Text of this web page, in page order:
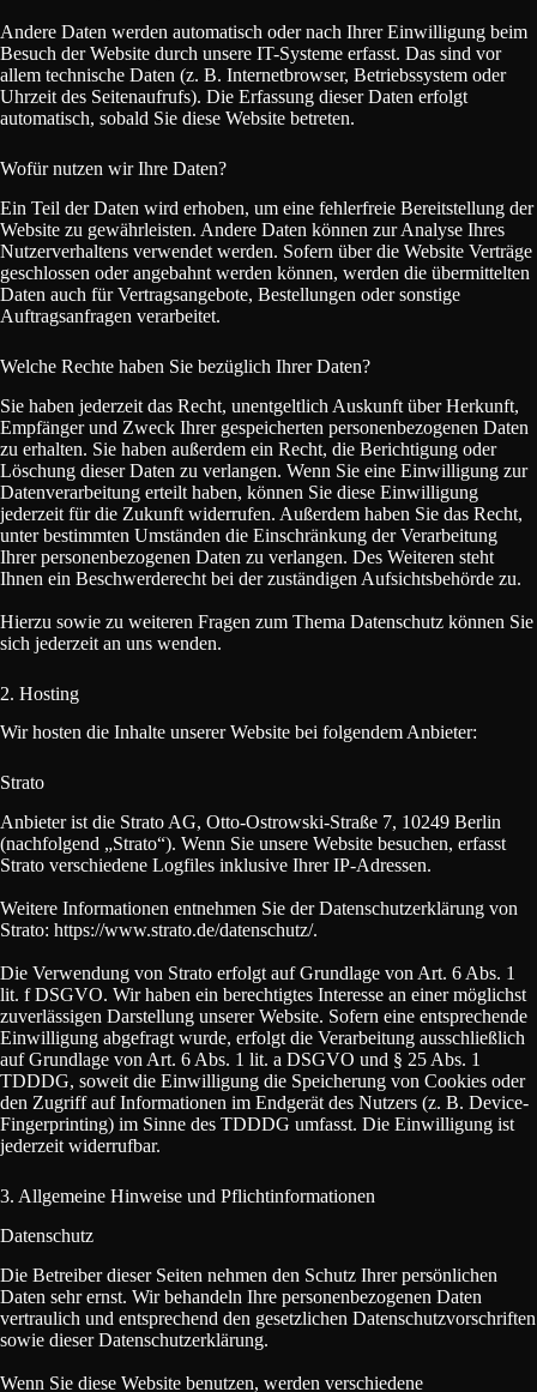
Andere Daten werden automatisch oder nach Ihrer Einwilligung beim
Besuch der Website durch unsere IT-Systeme erfasst. Das sind vor
allem technische Daten (z. B. Internetbrowser, Betriebssystem oder
Uhrzeit des Seitenaufrufs). Die Erfassung dieser Daten erfolgt
automatisch, sobald Sie diese Website betreten.
Wofür nutzen wir Ihre Daten?
Ein Teil der Daten wird erhoben, um eine fehlerfreie Bereitstellung der
Website zu gewährleisten. Andere Daten können zur Analyse Ihres
Nutzerverhaltens verwendet werden. Sofern über die Website Verträge
geschlossen oder angebahnt werden können, werden die übermittelten
Daten auch für Vertragsangebote, Bestellungen oder sonstige
Auftragsanfragen verarbeitet.
Welche Rechte haben Sie bezüglich Ihrer Daten?
Sie haben jederzeit das Recht, unentgeltlich Auskunft über Herkunft,
Empfänger und Zweck Ihrer gespeicherten personenbezogenen Daten
zu erhalten. Sie haben außerdem ein Recht, die Berichtigung oder
Löschung dieser Daten zu verlangen. Wenn Sie eine Einwilligung zur
Datenverarbeitung erteilt haben, können Sie diese Einwilligung
jederzeit für die Zukunft widerrufen. Außerdem haben Sie das Recht,
unter bestimmten Umständen die Einschränkung der Verarbeitung
Ihrer personenbezogenen Daten zu verlangen. Des Weiteren steht
Ihnen ein Beschwerderecht bei der zuständigen Aufsichtsbehörde zu.
Hierzu sowie zu weiteren Fragen zum Thema Datenschutz können Sie
sich jederzeit an uns wenden.
2. Hosting
Wir hosten die Inhalte unserer Website bei folgendem Anbieter:
Strato
Anbieter ist die Strato AG, Otto-Ostrowski-Straße 7, 10249 Berlin
(nachfolgend „Strato“). Wenn Sie unsere Website besuchen, erfasst
Strato verschiedene Logfiles inklusive Ihrer IP-Adressen.
Weitere Informationen entnehmen Sie der Datenschutzerklärung von
Strato: https://www.strato.de/datenschutz/.
Die Verwendung von Strato erfolgt auf Grundlage von Art. 6 Abs. 1
lit. f DSGVO. Wir haben ein berechtigtes Interesse an einer möglichst
zuverlässigen Darstellung unserer Website. Sofern eine entsprechende
Einwilligung abgefragt wurde, erfolgt die Verarbeitung ausschließlich
auf Grundlage von Art. 6 Abs. 1 lit. a DSGVO und § 25 Abs. 1
TDDDG, soweit die Einwilligung die Speicherung von Cookies oder
den Zugriff auf Informationen im Endgerät des Nutzers (z. B. Device-
Fingerprinting) im Sinne des TDDDG umfasst. Die Einwilligung ist
jederzeit widerrufbar.
3. Allgemeine Hinweise und Pflichtinformationen
Datenschutz
Die Betreiber dieser Seiten nehmen den Schutz Ihrer persönlichen
Daten sehr ernst. Wir behandeln Ihre personenbezogenen Daten
vertraulich und entsprechend den gesetzlichen Datenschutzvorschriften
sowie dieser Datenschutzerklärung.
Wenn Sie diese Website benutzen, werden verschiedene